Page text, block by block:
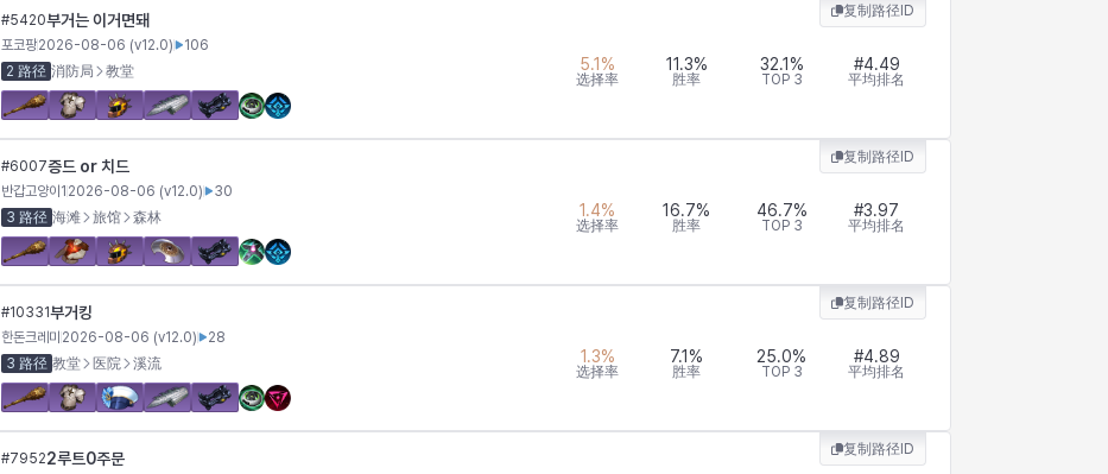
复制路径ID
#5420부거는 이거면돼
포코팡2026-08-06 (v12.0)
106
2 路径 消防局 教堂 5.1%
选择率
11.3%
胜率
32.1%
TOP 3
#4.49
平均排名
复制路径ID
#6007증드 or 치드
반갑고양이1 2026-08-06 (v12.0)
30
3 路径 海滩 旅馆 森林 1.4%
选择率
16.7%
胜率
46.7%
TOP 3
#3.97
平均排名
复制路径ID
#10331부거킹
한돈크레미 2026-08-06 (v12.0)
28
3 路径 教堂 医院 溪流 1.3%
选择率
7.1%
胜率
25.0%
TOP 3
#4.89
平均排名
复制路径ID
#79522루트0주문